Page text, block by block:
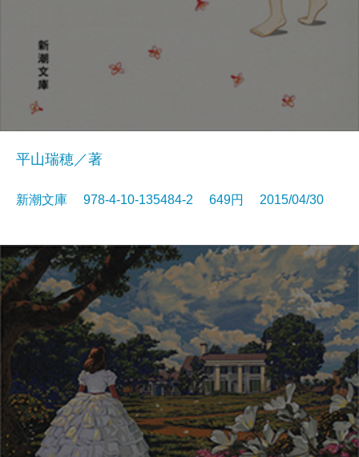
平山瑞穂／著
新潮文庫 978-4-10-135484-2 649円 2015/04/30